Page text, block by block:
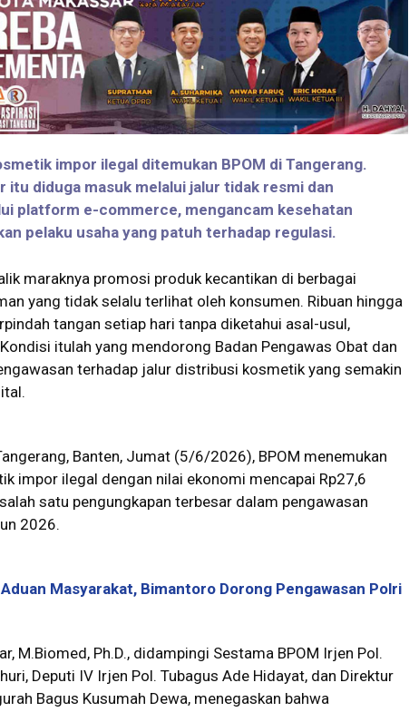
impor ilegal ditemukan BPOM di Tangerang.
itu diduga masuk melalui jalur tidak resmi dan
platform e-commerce, mengancam kesehatan
pelaku usaha yang patuh terhadap regulasi.
maraknya promosi produk kecantikan di berbagai
yang tidak selalu terlihat oleh konsumen. Ribuan hingga
tangan setiap hari tanpa diketahui asal-usul,
itulah yang mendorong Badan Pengawas Obat dan
terhadap jalur distribusi kosmetik yang semakin
Banten, Jumat (5/6/2026), BPOM menemukan
impor ilegal dengan nilai ekonomi mencapai Rp27,6
satu pengungkapan terbesar dalam pengawasan
2026.
Masyarakat, Bimantoro Dorong Pengawasan Polri
M.Biomed, Ph.D., didampingi Sestama BPOM Irjen Pol.
Deputi IV Irjen Pol. Tubagus Ade Hidayat, dan Direktur
Bagus Kusumah Dewa, menegaskan bahwa